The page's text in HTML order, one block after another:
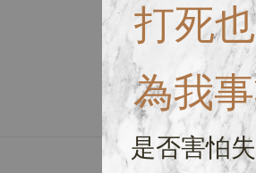
打死
為我
是否害怕